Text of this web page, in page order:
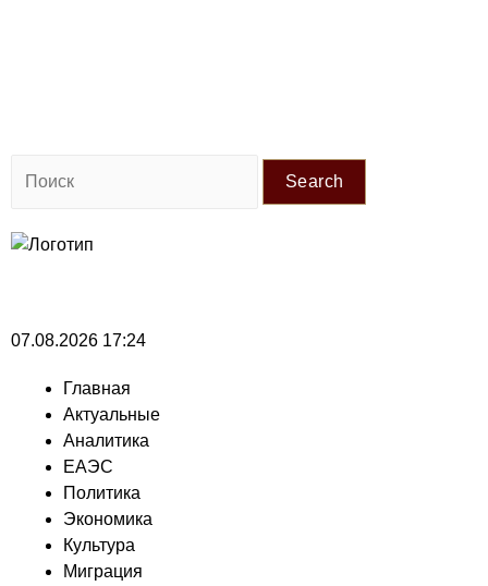
Search
07.08.2026 17:24
Главная
Актуальные
Аналитика
ЕАЭС
Политика
Экономика
Культура
Миграция